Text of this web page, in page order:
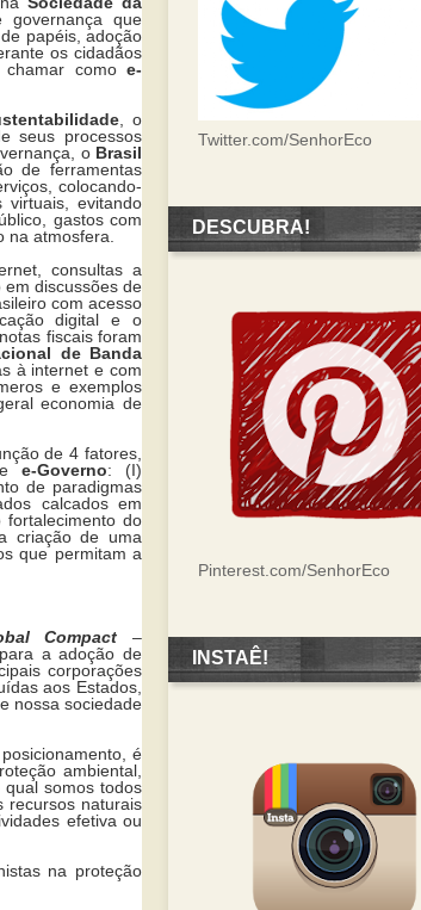
governança que
papéis, adoção
os cidadãos
como e-
, o
seus processos
o Brasil
de ferramentas
colocando-
evitando
gastos com
atmosfera.
consultas a
discussões de
com acesso
digital e o
fiscais foram
de Banda
à internet e com
e exemplos
economia de
de 4 fatores,
e-Governo: (I)
de paradigmas
calcados em
do
criação de uma
que permitam a
Compact –
a adoção de
corporações
aos Estados,
nossa sociedade
é
ambiental,
somos todos
recursos naturais
efetiva ou
na proteção
Twitter.com/SenhorEco
DESCUBRA!
Pinterest.com/SenhorEco
INSTAÊ!